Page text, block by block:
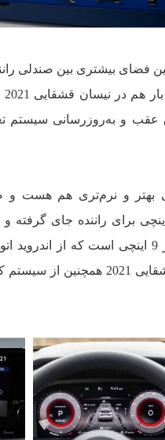
یافته و همچنین فضای بیشتری بین
عقب و به‌روزرسانی
بهتر و نرم‌تری هم هست
هم در نسخه‌ی استاندارد دارای یک نمایشگر 9 اینچی